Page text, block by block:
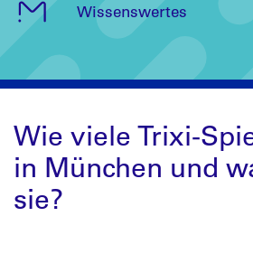
Wissenswertes
Wie viele Trixi-
in München und
sie?